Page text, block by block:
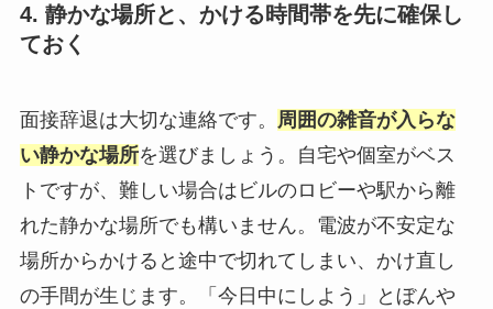
4. 静かな場所と、かける時間帯を先に確保し
ておく
面接辞退は大切な連絡です。 周囲の雑音が入らな
い静かな場所を選びましょう。自宅や個室がベス
トですが、難しい場合はビルのロビーや駅から離
れた静かな場所でも構いません。電波が不安定な
場所からかけると途中で切れてしまい、かけ直し
の手間が生じます。「今日中にしよう」とぼんや